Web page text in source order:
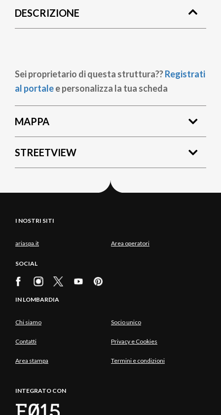
pane
DESCRIZIONE
Sei proprietario di questa struttura??Registrati
al portalee personalizza la tua scheda
MAPPA
STREETVIEW
I NOSTRI SITI
ariaspa.it Area operatori
SOCIAL
IN LOMBARDIA
Chi siamo Socio unico
Contatti Privacy e Cookies
Area stampa Termini e condizioni
INTEGRATO CON